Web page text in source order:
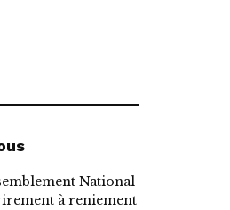
National
à reniement